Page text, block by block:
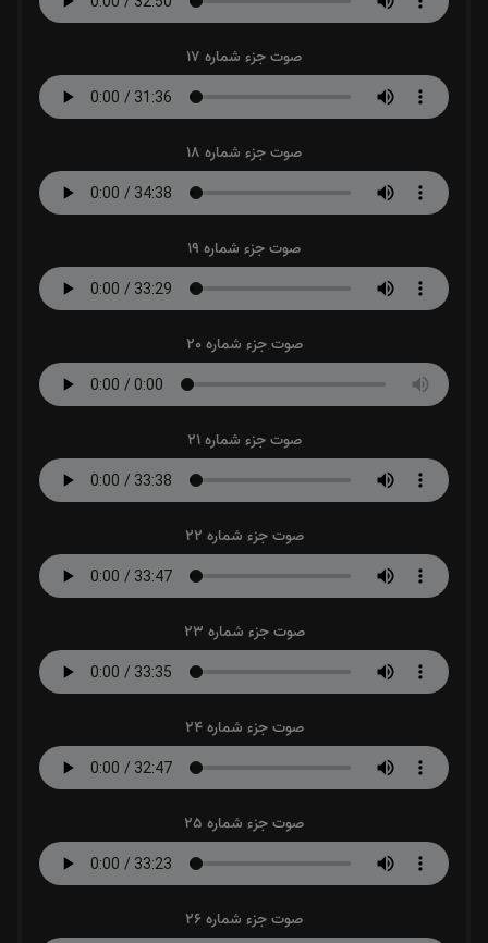
صوت جزء شماره 17
صوت جزء شماره 18
صوت جزء شماره 19
صوت جزء شماره 20
صوت جزء شماره 21
صوت جزء شماره 22
صوت جزء شماره 23
صوت جزء شماره 24
صوت جزء شماره 25
صوت جزء شماره 26